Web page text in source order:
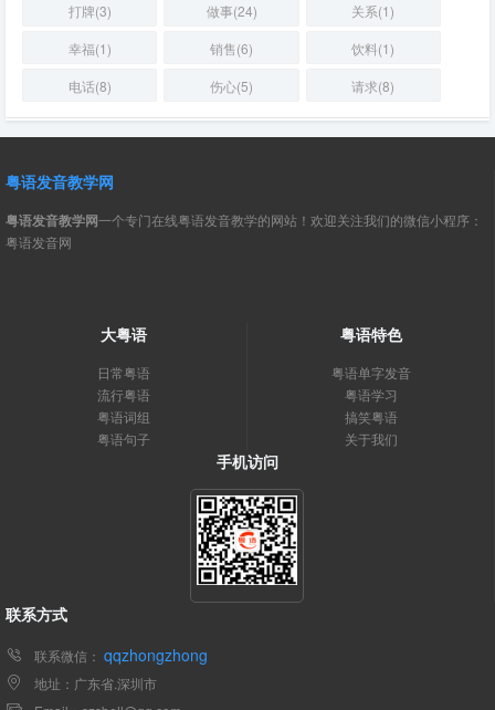
打牌(3)
做事(24)
关系(1)
幸福(1)
销售(6)
饮料(1)
电话(8)
伤心(5) 请求(8)
粤语发音教学网
粤语发音教学网一个专门在线粤语发音教学的网站！欢迎关注我们的微信小程序：
粤语发音网
大粤语
日常粤语
流行粤语
粤语词组
粤语句子
粤语特色
粤语单字发音
粤语学习
搞笑粤语
关于我们
手机访问
联系方式
联系微信： qqzhongzhong
地址：广东省.深圳市